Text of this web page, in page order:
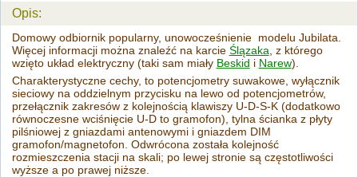
Opis:
Domowy odbiornik popularny, unowocześnienie modelu Jubilata.
Więcej informacji można znaleźć na karcie Ślązaka , z którego
wzięto układ elektryczny (taki sam miały Beskid i Narew).
Charakterystyczne cechy, to potencjometry suwakowe, wyłącznik
sieciowy na oddzielnym przycisku na lewo od potencjometrów,
przełącznik zakresów z kolejnością klawiszy U-D-S-K (dodatkowo
równoczesne wciśnięcie U-D to gramofon), tylna ścianka z płyty
pilśniowej z gniazdami antenowymi i gniazdem DIM
gramofon/magnetofon. Odwrócona została kolejność
rozmieszczenia stacji na skali; po lewej stronie są częstotliwości
wyższe a po prawej niższe.